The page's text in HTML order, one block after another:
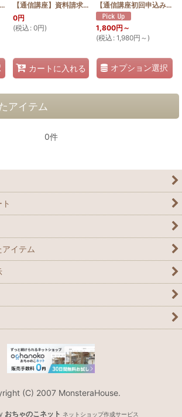
【作品添削】作品添削オプション申込 SakuhinTensaku_option]
【通信講座】資料請求用 TUSHIN2024_Panf]
0円
(税込 : 0円)
カートに入れる
【通信講座初回申込み専用】エンゼルストランペットの30cmタペストリー
1,800円 ～
(税込 : 1,980円 ～)
オプション選択
アイテム
0件
イテム
(C) 2007 MonsteraHouse.
おちゃのこネット ネットショップ作成サービス